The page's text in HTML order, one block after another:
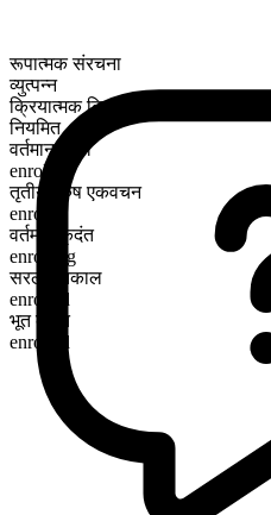
रूपात्मक संरचना
व्युत्पन्न
क्रियात्मक क्रिया
नियमित
वर्तमान काल
enroll
तृतीय पुरुष एकवचन
enrolls
वर्तमान कृदंत
enrolling
सरल भूतकाल
enrolled
भूत कृदंत
enrolled